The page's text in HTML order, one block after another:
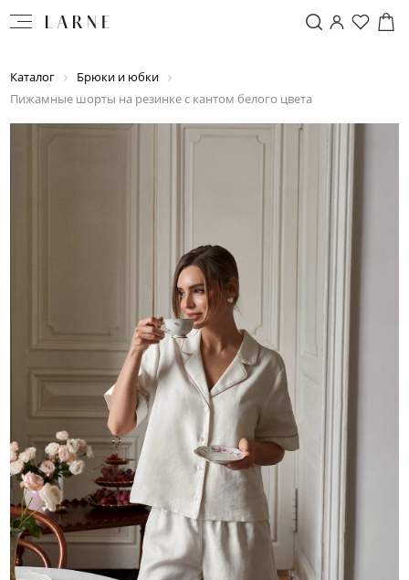
Каталог
Брюки и юбки
Пижамные шорты на резинке с кантом белого цвета